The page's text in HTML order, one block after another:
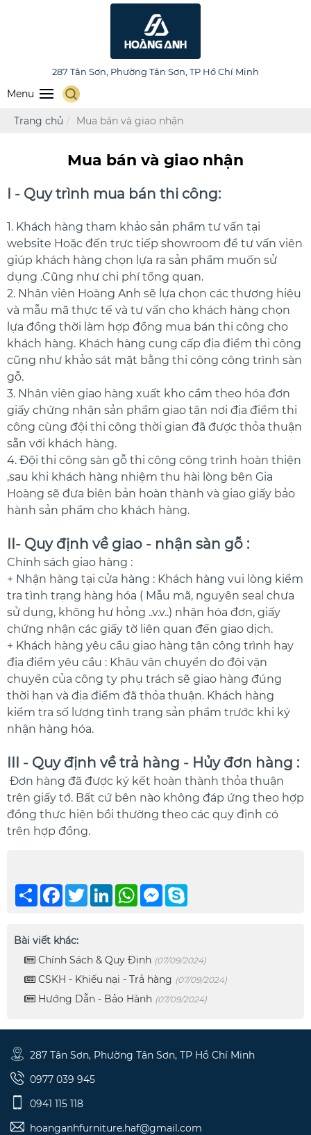
HOÀNG ANH FURNITURE
287 Tân Sơn, Phường Tân Sơn, TP Hồ Chí Minh
Menu
Trang chủ Mua bán và giao nhận
Mua bán và giao nhận
I - Quy trình mua bán thi công:
1. Khách hàng tham khảo sản phẩm tư vấn tại
website Hoặc đến trực tiếp showroom để tư vấn viên
giúp khách hàng chọn lựa ra sản phẩm muốn sử
dụng .Cũng như chi phí tổng quan.
2. Nhân viên Hoàng Anh sẽ lựa chọn các thương hiệu
và mẫu mã thực tế và tư vấn cho khách hàng chọn
lựa đồng thời làm hợp đồng mua bán thi công cho
khách hàng. Khách hàng cung cấp địa điểm thi công
cũng như khảo sát mặt bằng thi công công trình sàn
gỗ.
3. Nhân viên giao hàng xuất kho cầm theo hóa đơn
giấy chứng nhận sản phẩm giao tận nơi địa điểm thi
công cùng đội thi công thời gian đã được thỏa thuận
sẵn với khách hàng.
4. Đội thi công sàn gỗ thi công công trình hoàn thiện
,sau khi khách hàng nhiệm thu hài lòng bên Gia
Hoàng sẽ đưa biên bản hoàn thành và giao giấy bảo
hành sản phẩm cho khách hàng.
II- Quy định về giao - nhận sàn gỗ :
Chính sách giao hàng :
+ Nhận hàng tại cửa hàng : Khách hàng vui lòng kiểm
tra tình trạng hàng hóa ( Mẫu mã, nguyên seal chưa
sử dụng, không hư hỏng ..v.v..) nhận hóa đơn, giấy
chứng nhận các giấy tờ liên quan đến giao dịch.
+ Khách hàng yêu cầu giao hàng tận công trình hay
địa điểm yêu cầu : Khâu vận chuyển do đội vận
chuyển của công ty phụ trách sẽ giao hàng đúng
thời hạn và địa điểm đã thỏa thuận. Khách hàng
kiểm tra số lượng tình trạng sản phẩm trước khi ký
nhận hàng hóa.
III - Quy định về trả hàng - Hủy đơn hàng :
Đơn hàng đã được ký kết hoàn thành thỏa thuận
trên giấy tớ. Bất cứ bên nào không đáp ứng theo hợp
đồng thực hiện bồi thường theo các quy định có
trên hợp đồng.
Chia
sẻ
FacebookTwitterLinkedInWhatsAppMessenger
Bài viết khác:
Chính Sách & Quy Định (07/09/2024)
CSKH - Khiếu nại - Trả hàng (07/09/2024)
Hướng Dẫn - Bảo Hành (07/09/2024)
287 Tân Sơn, Phường Tân Sơn, TP Hồ Chí Minh
0977 039 945
0941 115 118
hoanganhfurniture.haf@gmail.com